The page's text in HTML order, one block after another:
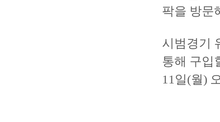
팍을 방문
시범경기
통해 구입
11일(월)